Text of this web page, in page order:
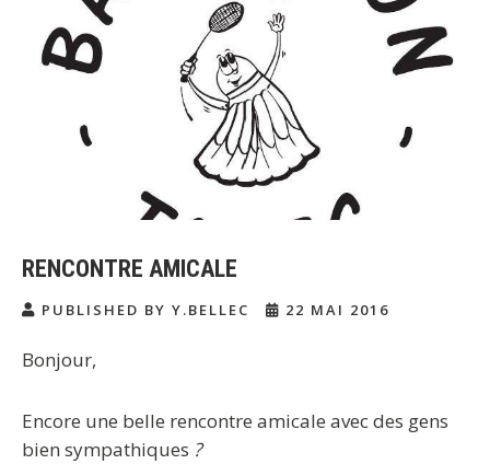
RENCONTRE AMICALE
PUBLISHED BY Y.BELLEC 22 MAI 2016
Bonjour,
Encore une belle rencontre amicale avec des gens
bien sympathiques ?